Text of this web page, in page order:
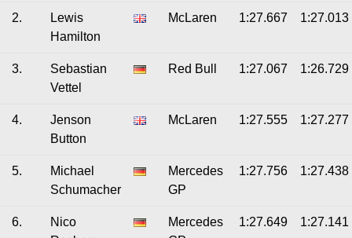
2.
Lewis
Hamilton
McLaren 1:27.667 1:27.013
3.
Sebastian
Vettel
Red Bull 1:27.067 1:26.729
4.
Jenson
Button
McLaren 1:27.555 1:27.277
5.
Michael
Schumacher
Mercedes
GP
1:27.756 1:27.438
6.
Nico
Mercedes
1:27.649 1:27.141